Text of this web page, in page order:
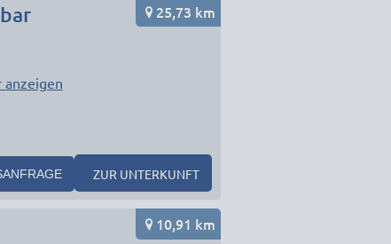
25,73 km
ZUR UNTERKUNFT
10,91 km